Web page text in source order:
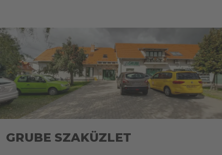
GRUBE SZAKÜZLET